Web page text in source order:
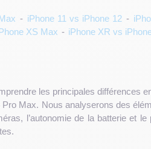
- iPhone 11 vs iPhone 12 -
XS Max - iPhone XR vs
les principales différences
Max. Nous analyserons des
l’autonomie de la batterie et